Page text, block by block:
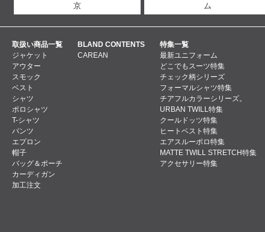
京
ム
取扱い商品一覧
ジャケット
アウター
スモック
ベスト
シャツ
ポロシャツ
T-シャツ
パンツ
エプロン
帽子
バッグ＆ポーチ
カーディガン
加工注文
BLAND CONTENTS
CAREAN
特集一覧
最新ユニフォーム
どこでもスーツ特集
チェック柄シリーズ
フォーマルシャツ特集
チアフルカラーシリーズ。
URBAN TWILL特集
クールドッツ特集
ヒートベスト特集
エアスルーポロ特集
MATTE TWILL STRETCH特集
アクセサリー特集